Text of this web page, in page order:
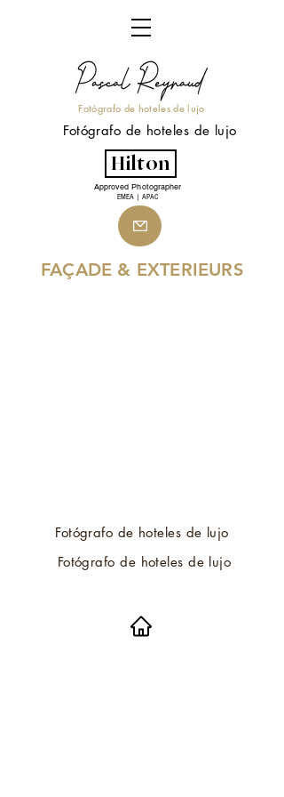
Fotógrafo de hoteles de lujo
Approved Photographer
EMEA | APAC
Hilton
Fotógrafo de hoteles de lujo
FAÇADE & EXTERIEURS
Fotógrafo de hoteles de lujo
Fotógrafo de hoteles de lujo